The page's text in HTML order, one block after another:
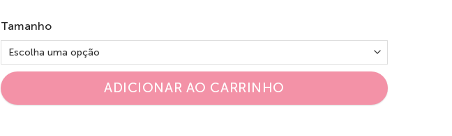
Tamanho
ADICIONAR AO CARRINHO